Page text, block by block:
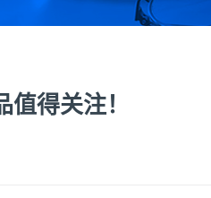
得关注！